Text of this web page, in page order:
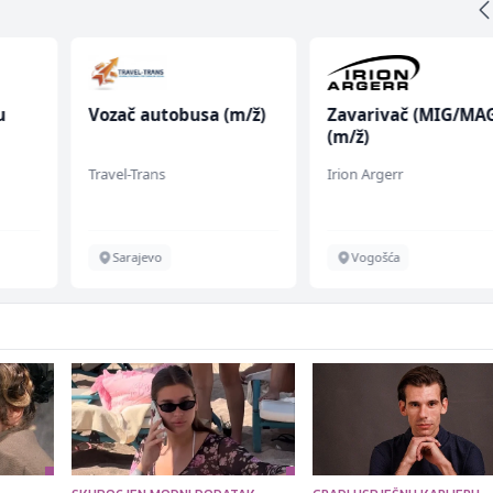
Vozač autobusa (m/ž)
Travel-Trans
Sarajevo
Zavarivač (MIG/
(m/ž)
Irion Argerr
Vogošća